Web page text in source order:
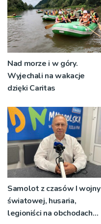
Nad morze i w góry.
Wyjechali na wakacje
dzięki Caritas
Samolot z czasów I wojny
światowej, husaria,
legioniści na obchodach